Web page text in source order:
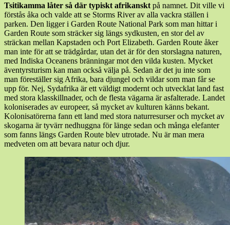
december,
201810
december,
2018
Tsitikamma låter så där typiskt afrikanskt på namnet. Dit ville vi
förstås åka och valde att se Storms River av alla vackra ställen i
parken. Den ligger i Garden Route National Park som man hittar i
Garden Route som sträcker sig längs sydkusten, en stor del av
sträckan mellan Kapstaden och Port Elizabeth. Garden Route åker
man inte för att se trädgårdar, utan det är för den storslagna naturen,
med Indiska Oceanens bränningar mot den vilda kusten. Mycket
äventyrsturism kan man också välja på. Sedan är det ju inte som
man föreställer sig Afrika, bara djungel och vildar som man får se
upp för. Nej, Sydafrika är ett väldigt modernt och utvecklat land fast
med stora klasskillnader, och de flesta vägarna är asfalterade. Landet
koloniserades av europeer, så mycket av kulturen känns bekant.
Kolonisatörerna fann ett land med stora naturresurser och mycket av
skogarna är tyvärr nedhuggna för länge sedan och många elefanter
som fanns längs Garden Route blev utrotade. Nu är man mera
medveten om att bevara natur och djur.